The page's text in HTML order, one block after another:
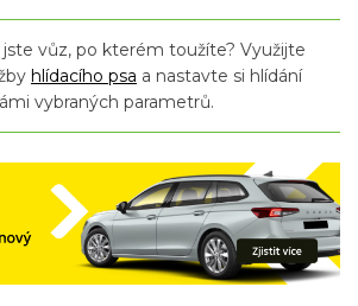
jste vůz, po kterém toužíte? Využijte
hlídacího psa a nastavte si hlídání
vybraných parametrů.